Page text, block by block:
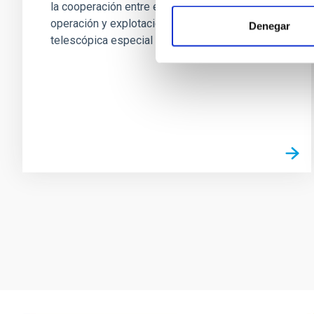
Denegar
la cooperación entre el IAC y la UH para la
operación y explotación de una instalación
telescópica especial en...